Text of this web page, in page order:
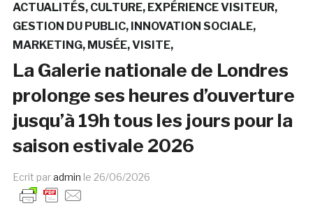
ACTUALITÉS CULTURE EXPÉRIENCE VISITEUR
GESTION DU PUBLIC INNOVATION SOCIALE
MARKETING MUSÉE VISITE
La Galerie nationale de Londres
prolonge ses heures d’ouverture
jusqu’à 19h tous les jours pour la
saison estivale 2026
Ecrit paradmin le 26/06/2026